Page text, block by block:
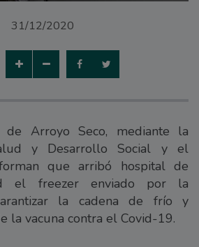
31/12/2020
de Arroyo Seco, mediante la
y Desarrollo Social y el
que arribó hospital de
el freezer enviado por la
la cadena de frío y
la vacuna contra el Covid-19.